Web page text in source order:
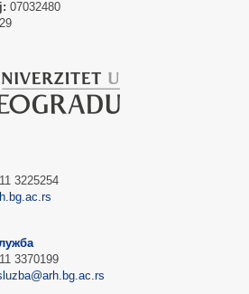
07032480
3225254
3370199